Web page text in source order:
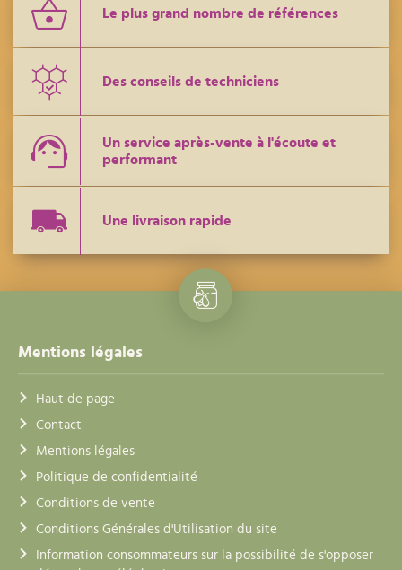
Le plus grand nombre de références
Des conseils de techniciens
Un service après-vente à l'écoute et
performant
Une livraison rapide
Mentions légales
Haut de page
Contact
Mentions légales
Politique de confidentialité
Conditions de vente
Conditions Générales d'Utilisation du site
Information consommateurs sur la possibilité de s'opposer